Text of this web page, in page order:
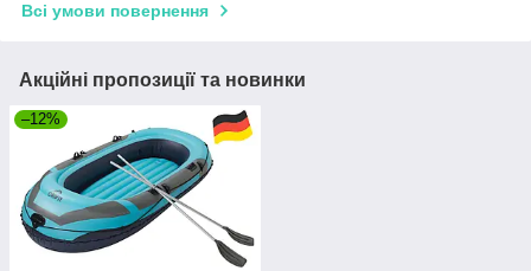
Всі умови повернення
Акційні пропозиції та новинки
–12%